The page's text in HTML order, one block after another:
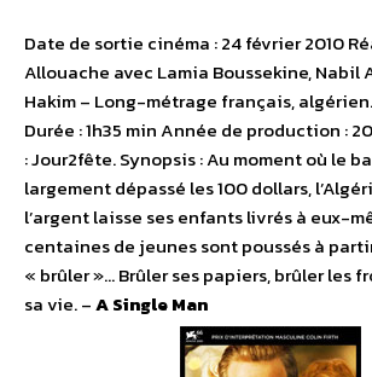
Date de sortie cinéma : 24 février 2010
Allouache avec Lamia Boussekine, Nabil
Hakim – Long-métrage français, algérien.
Durée : 1h35 min Année de production :
: Jour2fête. Synopsis : Au moment où le
largement dépassé les 100 dollars,
l’argent laisse ses enfants livrés à eux-
centaines de jeunes sont poussés à
« brûler »… Brûler ses papiers, brûler les
sa vie. –A Single Man